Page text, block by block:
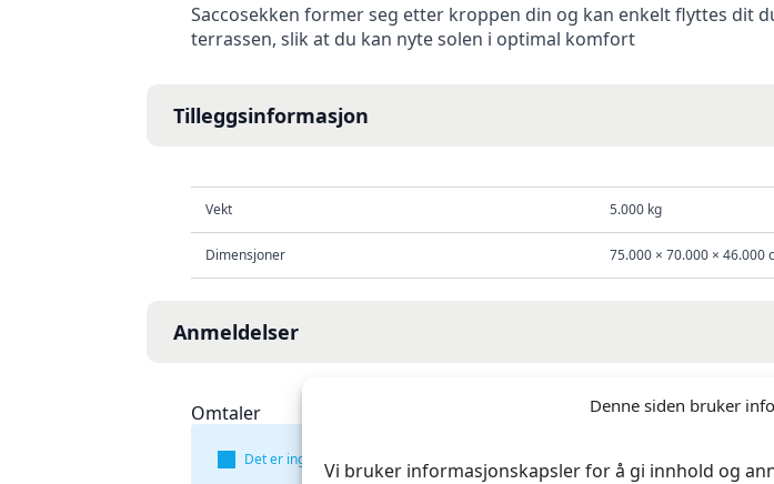
Denne siden bruker
Vi bruker informasjonskapsler for å gi innhold og
Saccosekken former seg etter kroppen din og kan enkelt flyttes dit
terrassen, slik at du kan nyte solen i optimal komfort
Tilleggsinformasjon
Vekt 5.000 kg
Dimensjoner 75.000 × 70.000 × 46.000
Anmeldelser
Omtaler
Det er ingen omtaler ennå.